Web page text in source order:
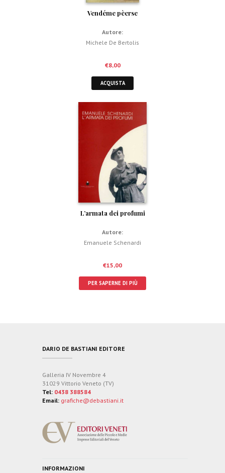
Vendéme pèerse
Autore:
Michele De Bertolis
€8,00
ACQUISTA
L’armata dei profumi
Autore:
Emanuele Schenardi
€15,00
PER SAPERNE DI PIÙ
DARIO DE BASTIANI EDITORE
Galleria IV Novembre 4
31029 Vittorio Veneto (TV)
Tel: 0438 388584
Email: grafiche@debastiani.it
INFORMAZIONI